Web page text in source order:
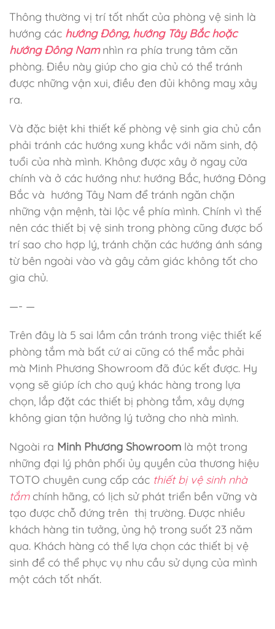
Thông thường vị trí tốt nhất của phòng vệ sinh là
hướng các hướng Đông, hướng Tây Bắc hoặc
hướng Đông Namnhìn ra phía trung tâm căn
phòng. Điều này giúp cho gia chủ có thể tránh
được những vận xui, điều đen đủi không may xảy
ra.
Và đặc biệt khi thiết kế phòng vệ sinh gia chủ cần
phải tránh các hướng xung khắc với năm sinh, độ
tuổi của nhà mình. Không được xây ở ngay cửa
chính và ở các hướng như: hướng Bắc, hướng Đông
Bắc và hướng Tây Nam để tránh ngăn chặn
những vận mệnh, tài lộc về phía mình. Chính vì thế
nên các thiết bị vệ sinh trong phòng cũng được bố
trí sao cho hợp lý, tránh chặn các hướng ánh sáng
từ bên ngoài vào và gây cảm giác không tốt cho
gia chủ.
—- —
Trên đây là 5 sai lầm cần tránh trong việc thiết kế
phòng tắm mà bất cứ ai cũng có thể mắc phải
mà Minh Phương Showroom đã đúc kết được. Hy
vọng sẽ giúp ích cho quý khác hàng trong lựa
chọn, lắp đặt các thiết bị phòng tắm, xây dựng
không gian tận hưởng lý tưởng cho nhà mình.
Ngoài ra Minh Phương Showroom là một trong
những đại lý phân phối ủy quyền của thương hiệu
TOTO chuyên cung cấp các thiết bị vệ sinh nhà
tắmchính hãng, có lịch sử phát triển bền vững và
tạo được chỗ đứng trên thị trường. Được nhiều
khách hàng tin tưởng, ủng hộ trong suốt 23 năm
qua. Khách hàng có thể lựa chọn các thiết bị vệ
sinh để có thể phục vụ nhu cầu sử dụng của mình
một cách tốt nhất.